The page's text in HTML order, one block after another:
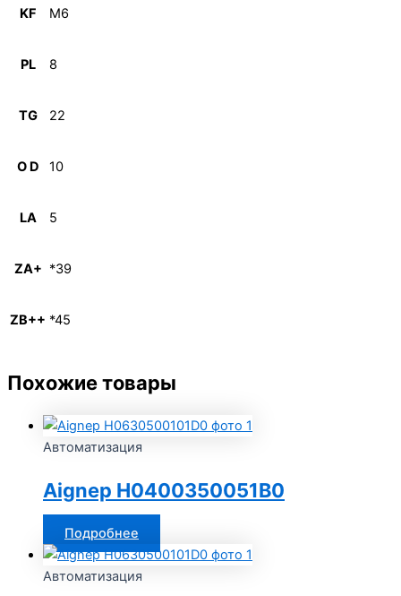
KF M6
PL 8
TG 22
O D 10
LA 5
ZA+ *39
ZB++ *45
Похожие товары
Автоматизация
Aignep H0400350051B0
Подробнее
Автоматизация